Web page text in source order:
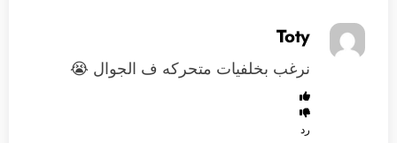
Toty
نرغب بخلفيات متحركه ف الجوال 😭
رد